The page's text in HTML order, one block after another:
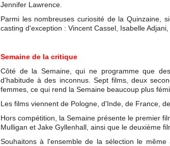
Jennifer Lawrence.
Parmi les nombreuses curiosité de la Quinzaine,
casting d'exception : Vincent Cassel, Isabelle Adjani,
Semaine de la critique
Côté de la Semaine, qui ne programme que
d'habitude à des inconnus. Sept films, deux
femmes, ce qui rend la Semaine beaucoup plus
Les films viennent de Pologne, d'Inde, de France,
Hors compétition, la Semaine présente le premier
Mulligan et Jake Gyllenhall, ainsi que le deuxième
Souhaitons à l'ensemble de la sélection le